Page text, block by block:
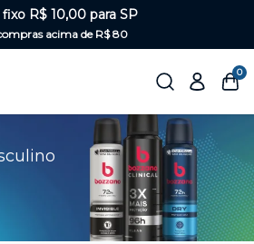
R$ 10,00 para SP
acima de R$ 80
0